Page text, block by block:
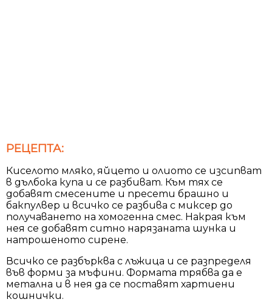
РЕЦЕПТА:
Киселото мляко, яйцето и олиото се изсипват
в дълбока купа и се разбиват. Към тях се
добавят смесените и пресети брашно и
бакпулвер и всичко се разбива с миксер до
получаването на хомогенна смес. Накрая към
нея се добавят ситно нарязаната шунка и
натрошеното сирене.
Всичко се разбърква с лъжица и се разпределя
във форми за мъфини. Формата трябва да е
метална и в нея да се поставят хартиени
кошнички.